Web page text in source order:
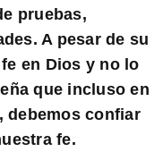
pruebas,
A pesar de su
en Dios y no lo
que incluso en
debemos confiar
fe.